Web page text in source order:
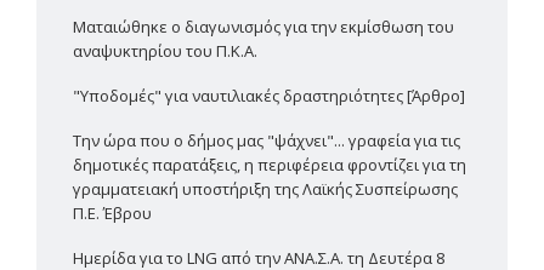
Ματαιώθηκε ο διαγωνισμός για την εκμίσθωση του
αναψυκτηρίου του Π.Κ.Α.
"Υποδομές" για ναυτιλιακές δραστηριότητες [Άρθρο]
Την ώρα που ο δήμος μας "ψάχνει"... γραφεία για τις
δημοτικές παρατάξεις, η περιφέρεια φροντίζει για τη
γραμματειακή υποστήριξη της Λαϊκής Συσπείρωσης
Π.Ε. Έβρου
Ημερίδα για το LNG από την ΑΝΑ.Σ.Α. τη Δευτέρα 8